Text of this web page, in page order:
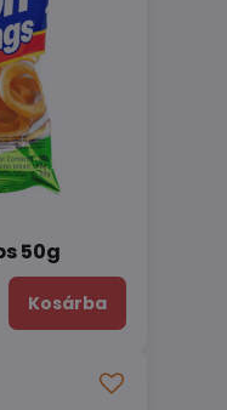
50g
Kosárba